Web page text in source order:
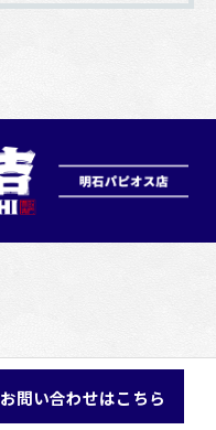
お問い合わせはこちら